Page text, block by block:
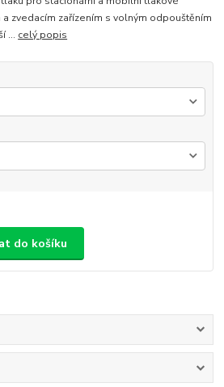
zvedacím zařízením s volným odpouštěním
... celý popis
do košíku